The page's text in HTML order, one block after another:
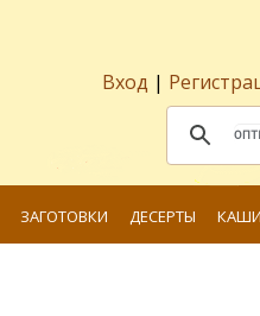
Вход |
ЗАГОТОВКИ ДЕСЕРТЫ